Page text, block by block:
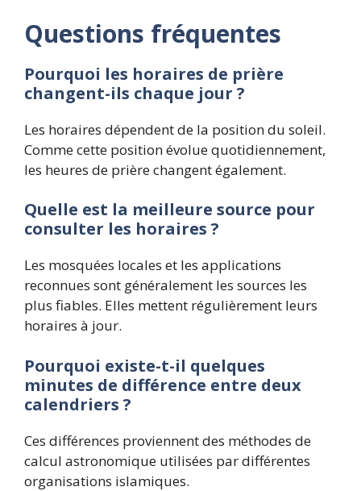
Questions fréquentes
Pourquoi les horaires de prière
changent-ils chaque jour ?
Les horaires dépendent de la position du soleil.
Comme cette position évolue quotidiennement,
les heures de prière changent également.
Quelle est la meilleure source pour
consulter les horaires ?
Les mosquées locales et les applications
reconnues sont généralement les sources les
plus fiables. Elles mettent régulièrement leurs
horaires à jour.
Pourquoi existe-t-il quelques
minutes de différence entre deux
calendriers ?
Ces différences proviennent des méthodes de
calcul astronomique utilisées par différentes
organisations islamiques.